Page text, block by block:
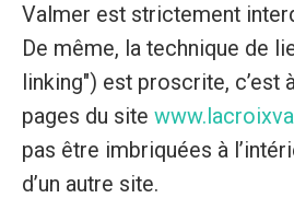
Valmer est strictement
De même, la technique de
linking") est proscrite, c’est
pages du site
pas être imbriquées à
d’un autre site.